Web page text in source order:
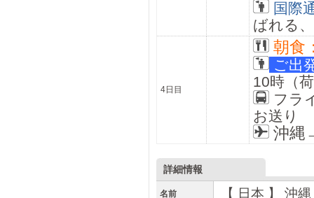
国際
ばれる
4日目
朝食
ご出
10時（
フラ
お送り
沖
詳細情報
名前 【 日本 】 沖